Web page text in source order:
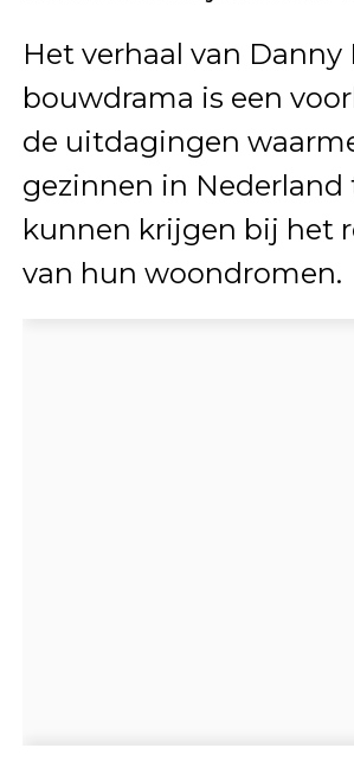
Het verhaal van Danny
bouwdrama is een
de uitdagingen
gezinnen in Nederland
kunnen krijgen bij het
van hun woondromen.